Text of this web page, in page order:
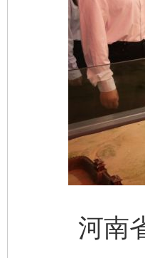
河南省